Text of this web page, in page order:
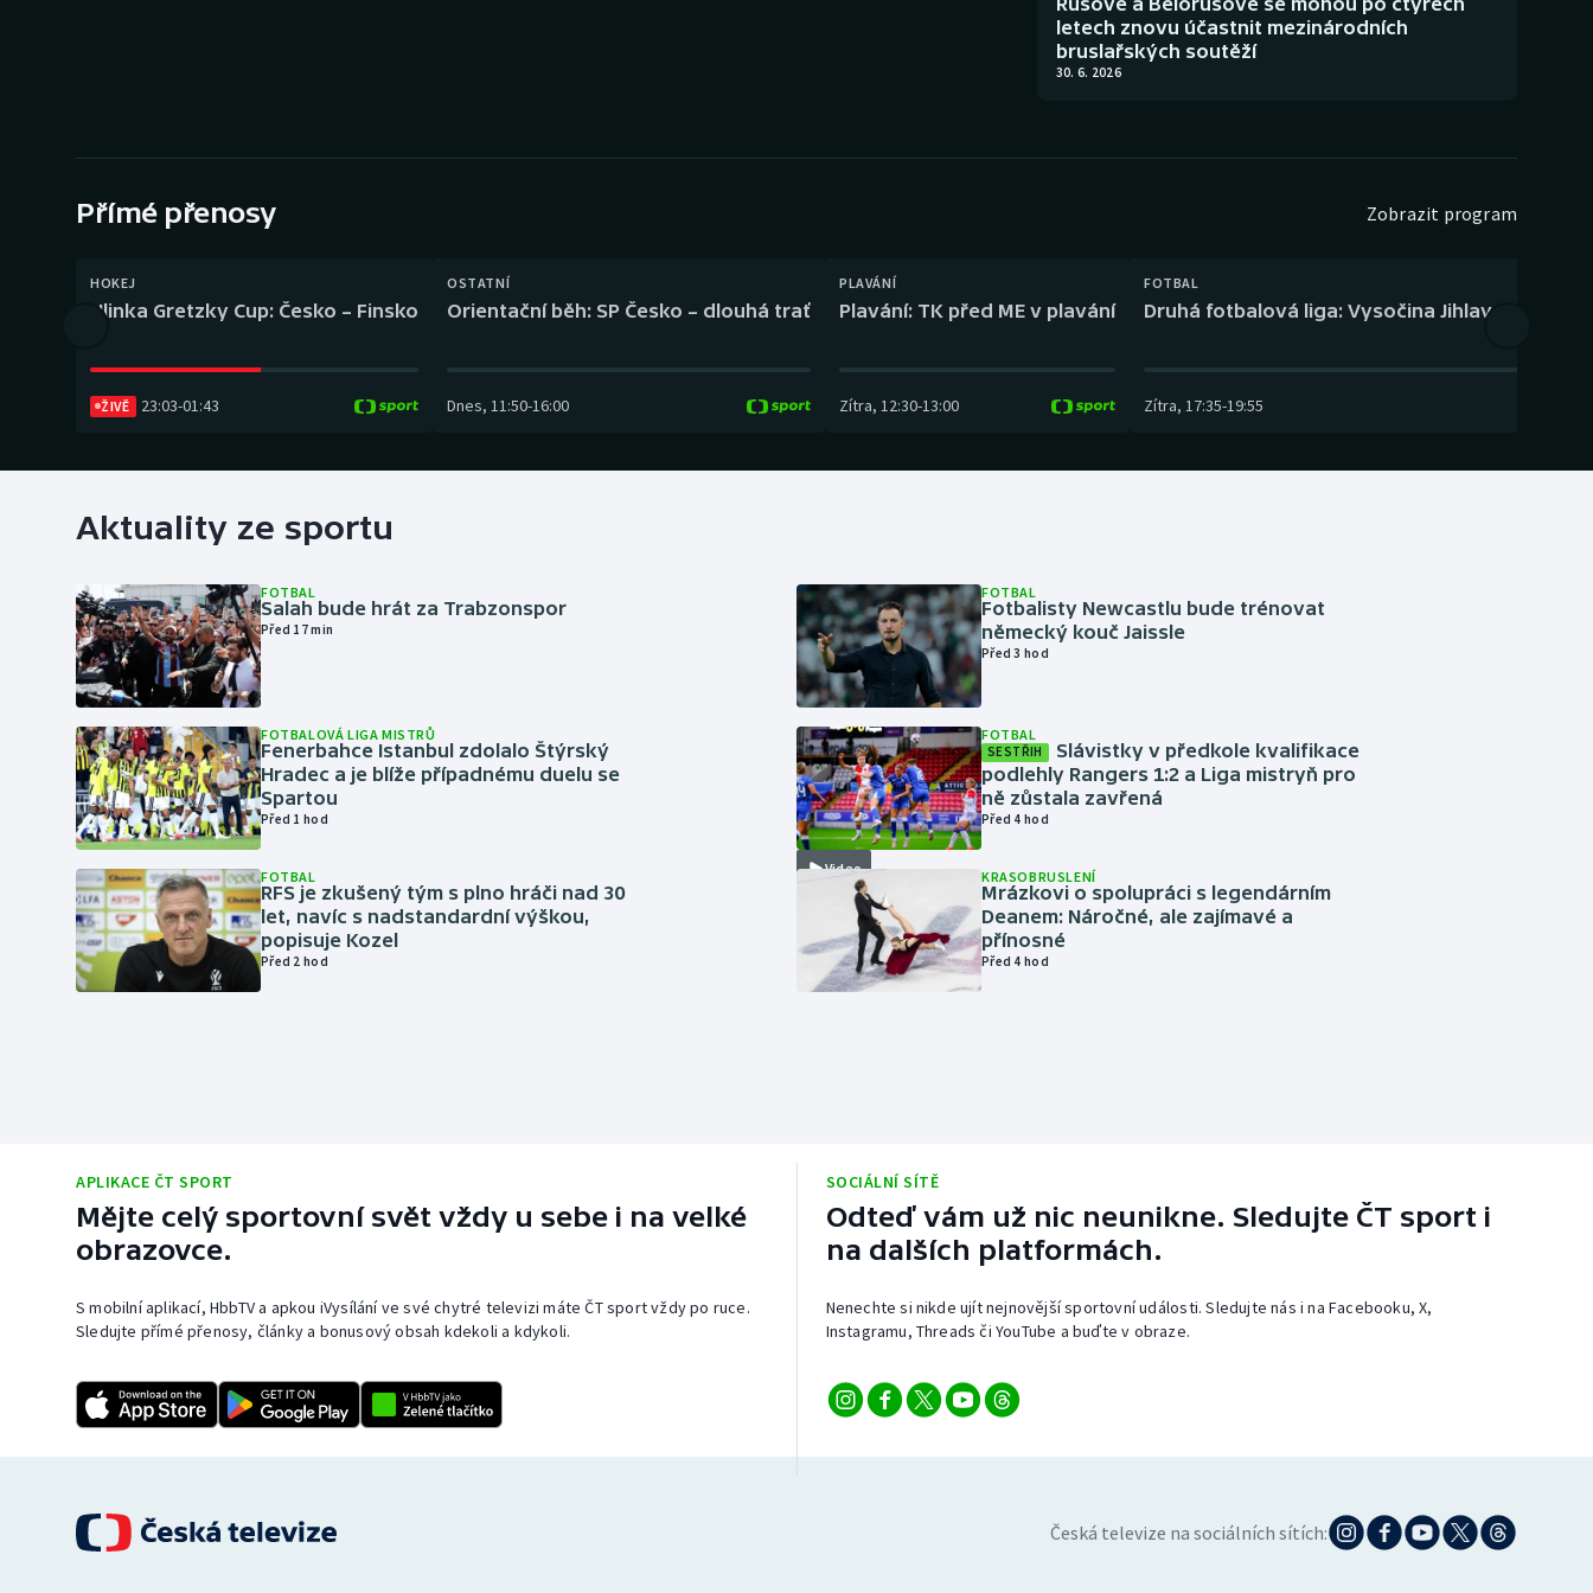
Gymnastika
letech znovu účastnit mezinárodních
bruslařských soutěží
30. 6. 2026
Přímé přenosy Zobrazit program
HOKEJ
Hlinka Gretzky Cup: Česko – Finsko
ŽIVĚ 23:03-01:43
OSTATNÍ
Orientační běh: SP Česko – dlouhá trať
Dnes, 11:50-16:00
PLAVÁNÍ
Plavání: TK před ME v plavání
Zítra, 12:30-13:00
FOTBAL
Druhá fotbalová liga: Vysočina Jihlava – Fotbal
Zítra, 17:35-19:55
Aktuality ze sportu
FOTBAL
Salah bude hrát za Trabzonspor
Před 17 min
FOTBALOVÁ LIGA MISTRŮ
Fenerbahce Istanbul zdolalo Štýrský
Hradec a je blíže případnému duelu se
Spartou
Před 1 hod
FOTBAL
RFS je zkušený tým s plno hráči nad 30
let, navíc s nadstandardní výškou,
popisuje Kozel
Před 2 hod
FOTBAL
Fotbalisty Newcastlu bude trénovat
německý kouč Jaissle
Před 3 hod
Video
FOTBAL
SESTŘIH
Slávistky v předkole kvalifikace
podlehly Rangers 1:2 a Liga mistryň pro
ně zůstala zavřená
Před 4 hod
KRASOBRUSLENÍ
Mrázkovi o spolupráci s legendárním
Deanem: Náročné, ale zajímavé a
přínosné
Před 4 hod
APLIKACE ČT SPORT
Mějte celý sportovní svět vždy u sebe i na velké
obrazovce.
S mobilní aplikací, HbbTV a apkou iVysílání ve své chytré televizi máte ČT sport vždy po ruce.
Sledujte přímé přenosy, články a bonusový obsah kdekoli a kdykoli.
SOCIÁLNÍ SÍTĚ
Odteď vám už nic neunikne. Sledujte ČT sport i
na dalších platformách.
Nenechte si nikde ujít nejnovější sportovní události. Sledujte nás i na Facebooku, X,
Instagramu, Threads či YouTube a buďte v obraze.
Česká televize na sociálních sítích: